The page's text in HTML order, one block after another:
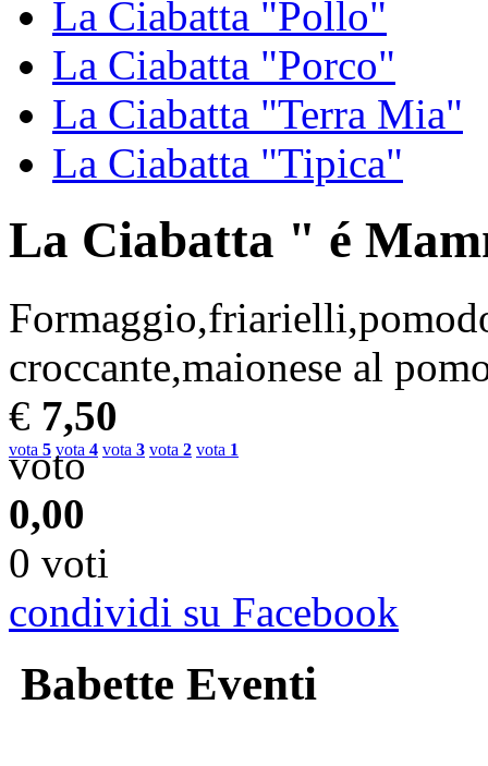
La Ciabatta "Pollo"
La Ciabatta "Porco"
La Ciabatta "Terra Mia"
La Ciabatta "Tipica"
La Ciabatta " é
croccante,maionese al
€ 7,50
vota 5 vota 4 vota 3 vota 2 vota 1
voto
0,00
0 voti
condividi su Facebook
Babette Eventi